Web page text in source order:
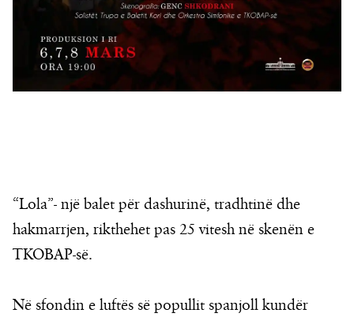
“Lola”- një balet për dashurinë, tradhtinë dhe
hakmarrjen, rikthehet pas 25 vitesh në skenën e
TKOBAP-së.
Në sfondin e luftës së popullit spanjoll kundër